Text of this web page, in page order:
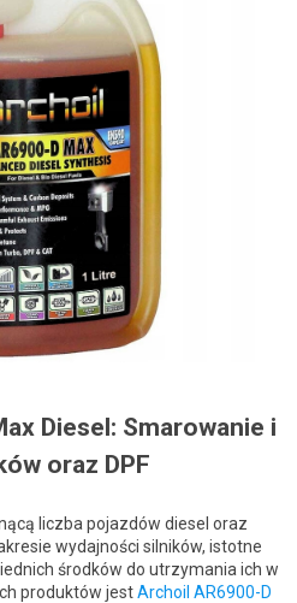
Diesel: Smarowanie i
oraz DPF
liczba pojazdów diesel oraz
wydajności silników, istotne
środków do utrzymania ich w
produktów jestArchoil AR6900-D